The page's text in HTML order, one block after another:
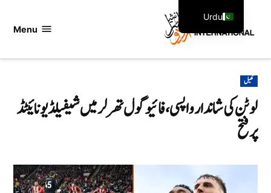
Menu
POSTED
IN
کھیل
لوٹن کی شاندار واپسی، فائیو گول تھرلر میں شیفیلڈ یونائیٹڈ
پر فتح
Urdu
English